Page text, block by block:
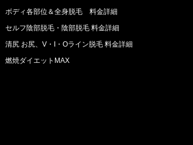
ボディ各部位＆全身脱毛 料金詳細
セルフ陰部脱毛・陰部脱毛 料金詳細
清尻 お尻、V・I・Oライン脱毛 料金詳細
燃焼ダイエットMAX